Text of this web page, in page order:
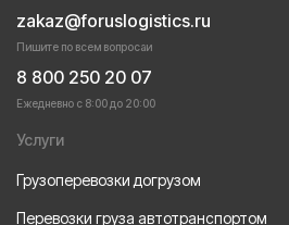
zakaz@foruslogistics.ru
Пишите по всем вопросаи
8 800 250 20 07
Ежедневно с 8:00 до 20:00
Услуги
Грузоперевозки догрузом
Перевозки груза автотранспортом